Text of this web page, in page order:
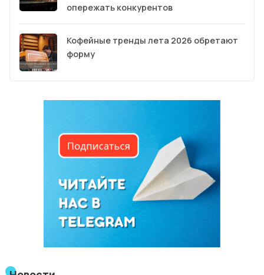
опережать конкурентов
Кофейные тренды лета 2026 обретают
форму